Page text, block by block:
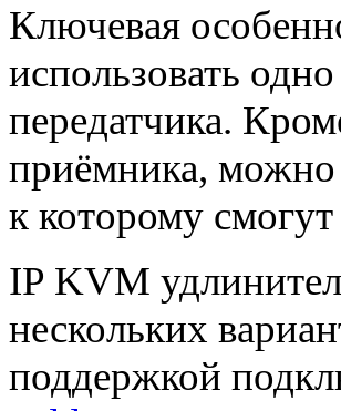
Ключевая
использовать
передатчика.
приёмника,
к которому
IP KVM
нескольких
поддержкой